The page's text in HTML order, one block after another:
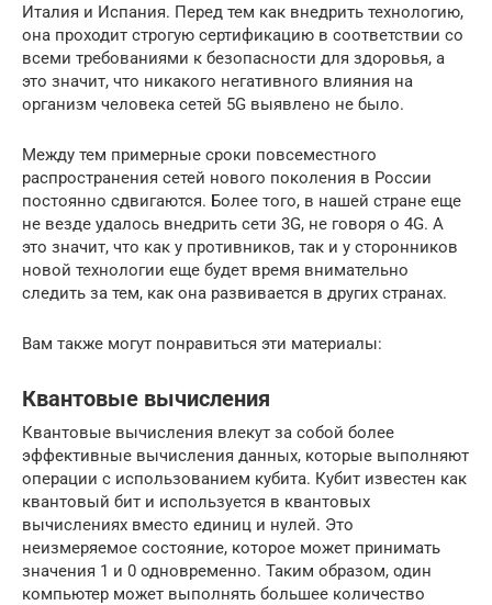
Италия и Испания. Перед тем как внедрить технологию,
она проходит строгую сертификацию в соответствии со
всеми требованиями к безопасности для здоровья, а
это значит, что никакого негативного влияния на
организм человека сетей 5G выявлено не было.
Между тем примерные сроки повсеместного
распространения сетей нового поколения в России
постоянно сдвигаются. Более того, в нашей стране еще
не везде удалось внедрить сети 3G, не говоря о 4G. А
это значит, что как у противников, так и у сторонников
новой технологии еще будет время внимательно
следить за тем, как она развивается в других странах.
Вам также могут понравиться эти материалы:
Квантовые вычисления
Квантовые вычисления влекут за собой более
эффективные вычисления данных, которые выполняют
операции с использованием кубита. Кубит известен как
квантовый бит и используется в квантовых
вычислениях вместо единиц и нулей. Это
неизмеряемое состояние, которое может принимать
значения 1 и 0 одновременно. Таким образом, один
компьютер может выполнять большее количество